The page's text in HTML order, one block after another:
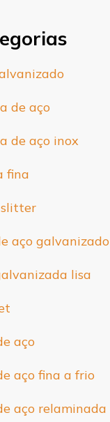
de aço
de aço inox
fina
aço galvanizado
lisa
aço
aço fina a frio
aço relaminada